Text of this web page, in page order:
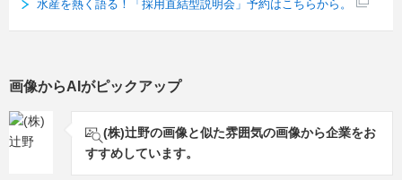
水産を熱く語る！「採用直結型説明会」予約はこちらから。
画像からAIがピックアップ
(株)辻野の画像と似た雰囲気の画像から企業をお
すすめしています。